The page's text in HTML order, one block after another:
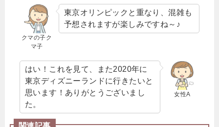
クマの子ク
マ子
東京オリンピックと重なり、混雑も
予想されますが楽しみですね～♪
女性A
はい！これを見て、また2020年に
東京ディズニーランドに行きたいと
思います！ありがとうございまし
た。